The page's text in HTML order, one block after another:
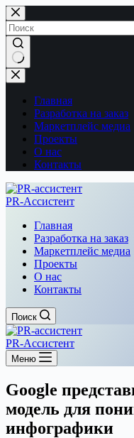
Перейти
к
сути
Ничего
не
найденоГлавная
Разработка на заказ
Маркетплейс медиа
Проекты
О нас
Контакты
PR-Ассистент
Главная
Разработка на заказ
Маркетплейс медиа
Проекты
О нас
Контакты
Поиск
PR-Ассистент
Меню
Google
модель для
инфографики